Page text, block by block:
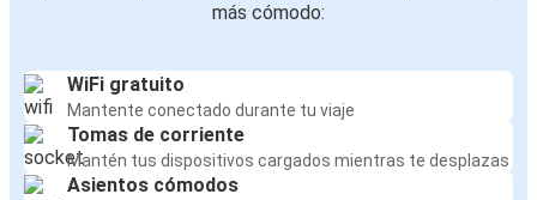
más cómodo:
WiFi gratuito
Mantente conectado durante tu viaje
Tomas de corriente
Mantén tus dispositivos cargados mientras te desplazas
Asientos cómodos